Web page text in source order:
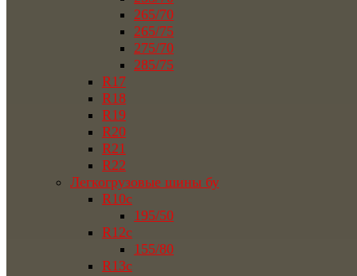
265/70
265/75
275/70
285/75
R17
R18
R19
R20
R21
R22
Легкогрузовые шины бу
R10c
195/50
R12c
155/80
R13c